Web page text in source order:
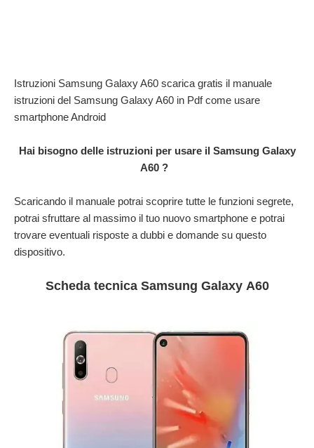
Istruzioni Samsung Galaxy A60 scarica gratis il manuale
istruzioni del Samsung Galaxy A60 in Pdf come usare
smartphone Android
Hai bisogno delle istruzioni per usare il Samsung Galaxy
A60 ?
Scaricando il manuale potrai scoprire tutte le funzioni segrete,
potrai sfruttare al massimo il tuo nuovo smartphone e potrai
trovare eventuali risposte a dubbi e domande su questo
dispositivo.
Scheda tecnica Samsung Galaxy A60